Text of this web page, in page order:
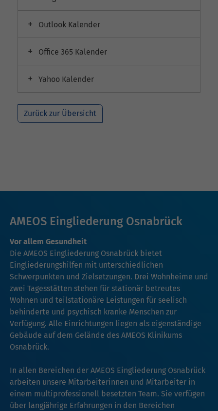
Outlook Kalender
Office 365 Kalender
Yahoo Kalender
Zurück zur Übersicht
AMEOS Eingliederung Osnabrück
Vor allem Gesundheit
Die AMEOS Eingliederung Osnabrück bietet
Eingliederungshilfen mit unterschiedlichen
Schwerpunkten und Zielsetzungen. Drei Wohnheime und
zwei Tagesstätten stehen für stationär betreutes
Wohnen und teilstationäre Leistungen für seelisch
behinderte und psychisch kranke Menschen zur
Verfügung. Alle Einrichtungen liegen als eigenständige
Gebäude auf dem Gelände des AMEOS Klinikums
Osnabrück.
In allen Bereichen der AMEOS Eingliederung Osnabrück
arbeiten unsere Mitarbeiterinnen und Mitarbeiter in
einem multiprofessionell besetzten Team. Sie verfügen
über langjährige Erfahrungen in den Bereichen